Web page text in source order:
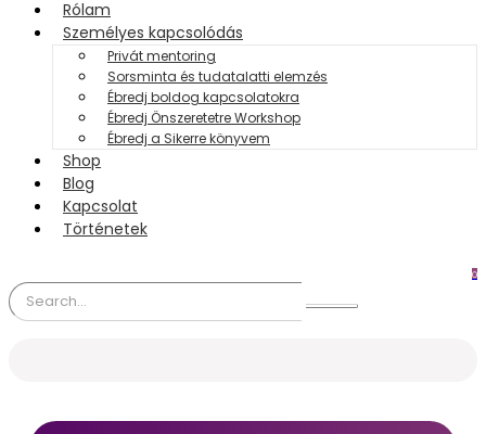
Rólam
Személyes kapcsolódás
Privát mentoring
Sorsminta és tudatalatti elemzés
Ébredj boldog kapcsolatokra
Ébredj Önszeretetre Workshop
Ébredj a Sikerre könyvem
Shop
Blog
Kapcsolat
Történetek
0